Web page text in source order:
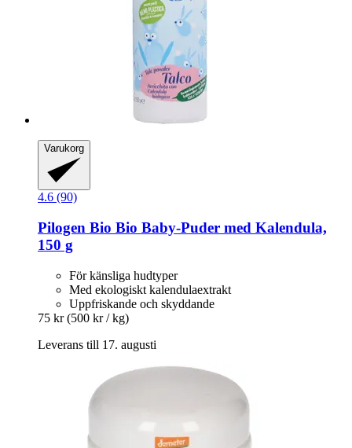
Varukorg
4.6 (90)
Pilogen Bio Bio Baby-​Puder med Kalendula,
150 g
För känsliga hudtyper
Med ekologiskt kalendulaextrakt
Uppfriskande och skyddande
75 kr (500 kr / kg)
Leverans till 17. augusti